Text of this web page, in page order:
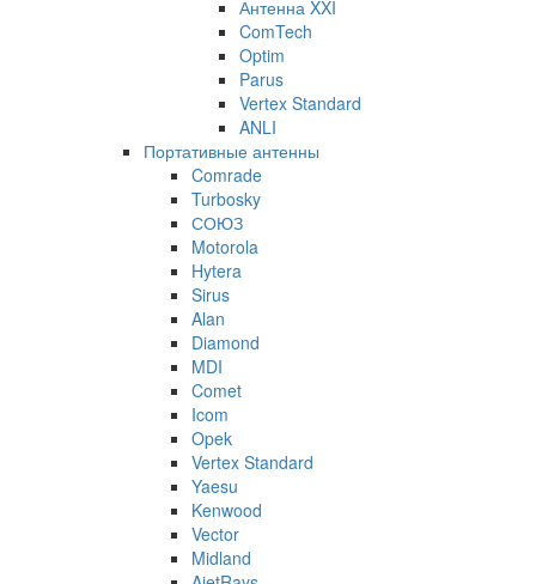
Антенна XXI
ComTech
Optim
Parus
Vertex Standard
ANLI
Портативные антенны
Comrade
Turbosky
СОЮЗ
Motorola
Hytera
Sirus
Alan
Diamond
MDI
Comet
Icom
Opek
Vertex Standard
Yaesu
Kenwood
Vector
Midland